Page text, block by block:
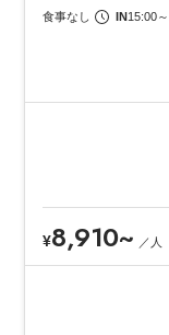
食事なし IN15:00～
¥8,910~ ／ 人